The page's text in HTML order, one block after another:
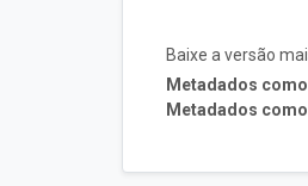
Baixe a versão
Metadados
Metadados